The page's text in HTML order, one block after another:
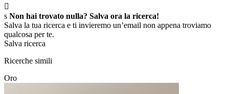

s Non hai trovato nulla? Salva ora la ricerca!
Salva la tua ricerca e ti invieremo un’email non appena troviamo
qualcosa per te.
Salva ricerca
Ricerche simili
Oro